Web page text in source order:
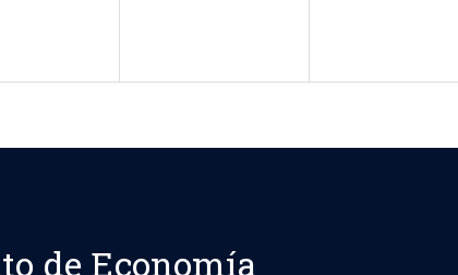
de Economía